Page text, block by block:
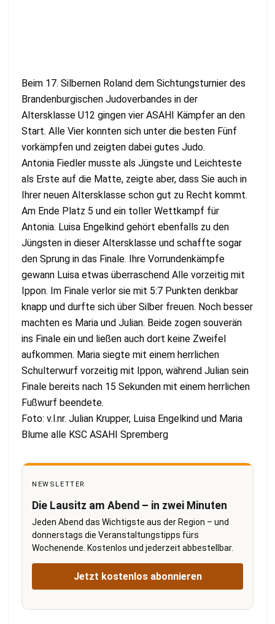
Beim 17. Silbernen Roland dem Sichtungsturnier des
Brandenburgischen Judoverbandes in der
Altersklasse U12 gingen vier ASAHI Kämpfer an den
Start. Alle Vier konnten sich unter die besten Fünf
vorkämpfen und zeigten dabei gutes Judo.
Antonia Fiedler musste als Jüngste und Leichteste
als Erste auf die Matte, zeigte aber, dass Sie auch in
Ihrer neuen Altersklasse schon gut zu Recht kommt.
Am Ende Platz 5 und ein toller Wettkampf für
Antonia. Luisa Engelkind gehört ebenfalls zu den
Jüngsten in dieser Altersklasse und schaffte sogar
den Sprung in das Finale. Ihre Vorrundenkämpfe
gewann Luisa etwas überraschend Alle vorzeitig mit
Ippon. Im Finale verlor sie mit 5:7 Punkten denkbar
knapp und durfte sich über Silber freuen. Noch besser
machten es Maria und Julian. Beide zogen souverän
ins Finale ein und ließen auch dort keine Zweifel
aufkommen. Maria siegte mit einem herrlichen
Schulterwurf vorzeitig mit Ippon, während Julian sein
Finale bereits nach 15 Sekunden mit einem herrlichen
Fußwurf beendete.
Foto: v.l.nr. Julian Krupper, Luisa Engelkind und Maria
Blume alle KSC ASAHI Spremberg
NEWSLETTER
Die Lausitz am Abend – in zwei Minuten
Jeden Abend das Wichtigste aus der Region – und
donnerstags die Veranstaltungstipps fürs
Wochenende. Kostenlos und jederzeit abbestellbar.
Jetzt kostenlos abonnieren